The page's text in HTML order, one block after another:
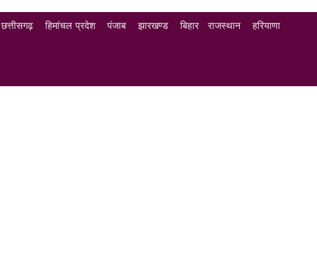
छत्तीसगढ़ हिमांचल प्रदेश पंजाब झारखण्ड बिहार राजस्थान हरियाणा